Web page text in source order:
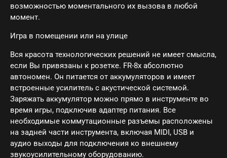
возможностью моментального их вызова в любой
момент.
Игра в помещении или на улице
Вся красота технологических решений не имеет смысла,
если Вы привязаны к розетке. FR-8x абсолютно
автономен. Он питается от аккумуляторов и имеет
встроенные усилитель c акустической системой.
Заряжать аккумулятор можно прямо в инструменте во
время игры, подключив адаптер питания. Все
необходимые коммутационные разъемы расположены
на задней части инструмента, включая MIDI, USB и
аудио выходы для подключения ко внешнему
звукоусилительному оборудованию.